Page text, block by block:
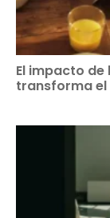
El impacto de
transforma